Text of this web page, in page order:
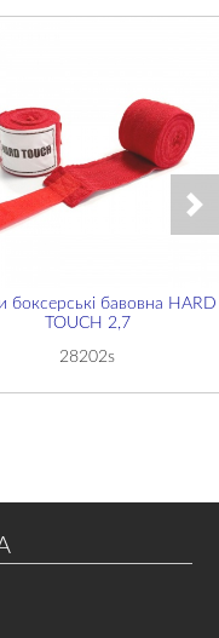
боксерські бавовна HARD
TOUCH 2,7
28202s